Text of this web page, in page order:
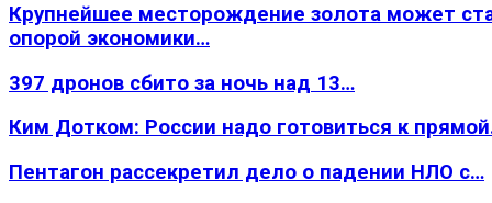
Крупнейшее месторождение золота может
опорой экономики…
397 дронов сбито за ночь над 13…
Ким Дотком: России надо готовиться к
Пентагон рассекретил дело о падении НЛО с…